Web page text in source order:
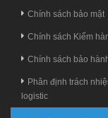
Chính sách bảo mật
Chính sách Kiểm
Chính sách bảo
Phân định trách
logistic